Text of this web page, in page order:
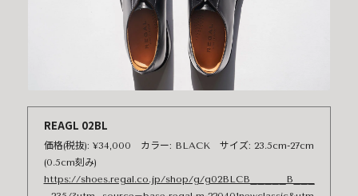
REAGL 02BL
価格(税抜): ¥34,000 カラー: BLACK サイズ: 23.5cm-27cm
(0.5cm刻み)
https://shoes.regal.co.jp/shop/g/g02BLCB_____B___